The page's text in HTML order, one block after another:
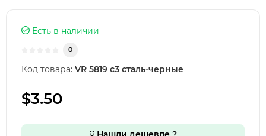
Есть в наличии
0
Код товара: VR 5819 c3 сталь-черные
$3.50